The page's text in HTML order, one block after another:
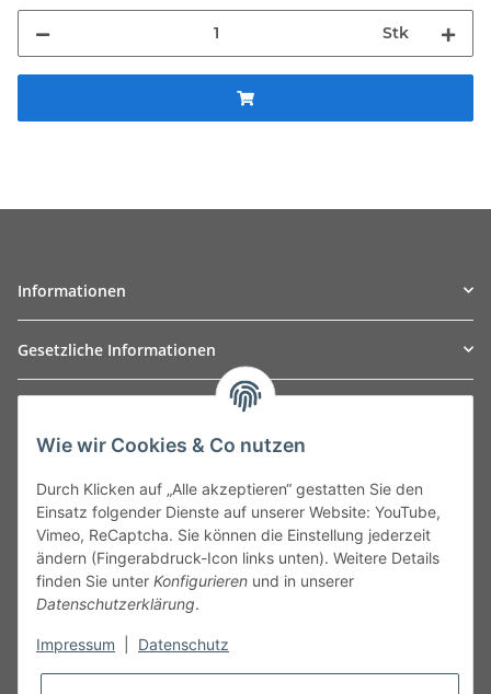
Stk
Informationen
Gesetzliche Informationen
Leibnizstraße 2a
Germany
Phone:+49 40 5287270
Fax:+49 40 5281050
Email:sales@tow-automotive.de
Wie wir Cookies & Co nutzen
Durch Klicken auf „Alle akzeptieren“ gestatten Sie den
Einsatz folgender Dienste auf unserer Website: YouTube,
Vimeo, ReCaptcha. Sie können die Einstellung jederzeit
ändern (Fingerabdruck-Icon links unten). Weitere Details
finden Sie unter Konfigurieren und in unserer
Datenschutzerklärung.
Impressum Datenschutz